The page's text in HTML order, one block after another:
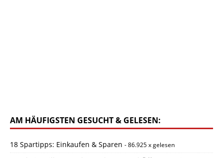
AM HÄUFIGSTEN GESUCHT & GELESEN:
18 Spartipps: Einkaufen & Sparen - 86.925 x gelesen